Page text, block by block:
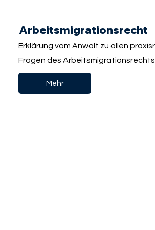
Arbeitsmigrationsrecht
Erklärung vom Anwalt zu allen
Fragen des Arbeitsmigrationsrechts.
Mehr